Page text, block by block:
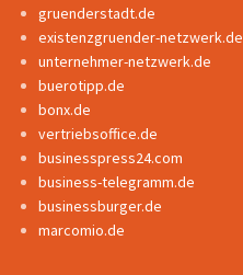
gruenderstadt.de
existenzgruender-netzwerk.de
unternehmer-netzwerk.de
buerotipp.de
bonx.de
vertriebsoffice.de
businesspress24.com
business-telegramm.de
businessburger.de
marcomio.de